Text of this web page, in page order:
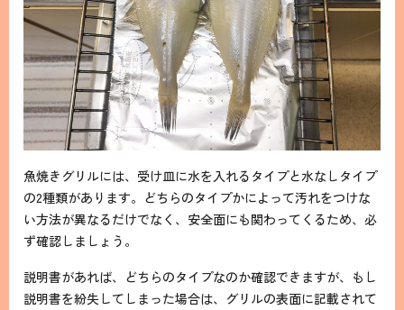
魚焼きグリルには、受け皿に水を入れるタイプと水なしタイプ
の2種類があります。どちらのタイプかによって汚れをつけな
い方法が異なるだけでなく、安全面にも関わってくるため、必
ず確認しましょう。
説明書があれば、どちらのタイプなのか確認できますが、もし
説明書を紛失してしまった場合は、グリルの表面に記載されて